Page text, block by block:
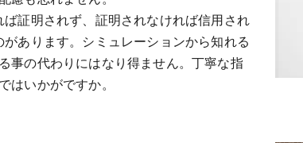
証明されず、証明されなければ信用され
あります。シミュレーションから知れる
事の代わりにはなり得ません。丁寧な指
はいかがですか。